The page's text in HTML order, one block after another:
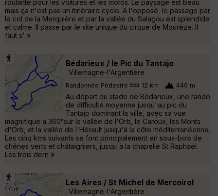
roulante pour les voitures et les motos. Le paysage est beau
mais ça n'est pas un itinéraire cyclo. A l'opposé, le passage par
le col de la Merquière et par la vallée du Salagou est splendide
et calme. Il passe par le site unique du cirque de Mourèze. Il
faut s' »
Bédarieux / le Pic du Tantajo
Villemagne-l'Argentière
Randonnée Pédestre 12 km 440 m
Au départ du stade de Bédarieux, une rando
de difficulté moyenne jusqu'au pic du
Tantajo dominant la ville, avec sa vue
magnifique à 360°sur la vallée de l'Orb, le Caroux, les Monts
d'Orb, et la vallée de l'Hérault jusqu'à la côte méditerranéenne.
Les cinq kms suivants se font principalement en sous-bois de
chênes verts et châtaigniers, jusqu'à la chapelle St Raphael.
Les trois dern »
Les Aires / St Michel de Mercoirol
Villemagne-l'Argentière